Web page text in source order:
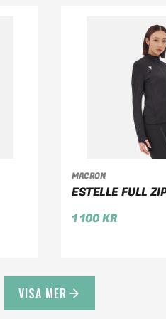
MACRON
ESTELLE FULL
1 100KR
VÄLJ
VISA MER